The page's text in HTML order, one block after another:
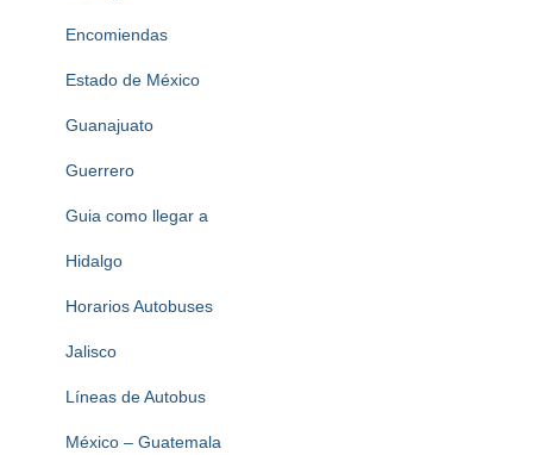
Encomiendas
Estado de México
Guanajuato
Guerrero
Guia como llegar a
Hidalgo
Horarios Autobuses
Jalisco
Líneas de Autobus
México – Guatemala